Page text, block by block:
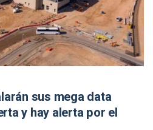
sus mega data
y hay alerta por el